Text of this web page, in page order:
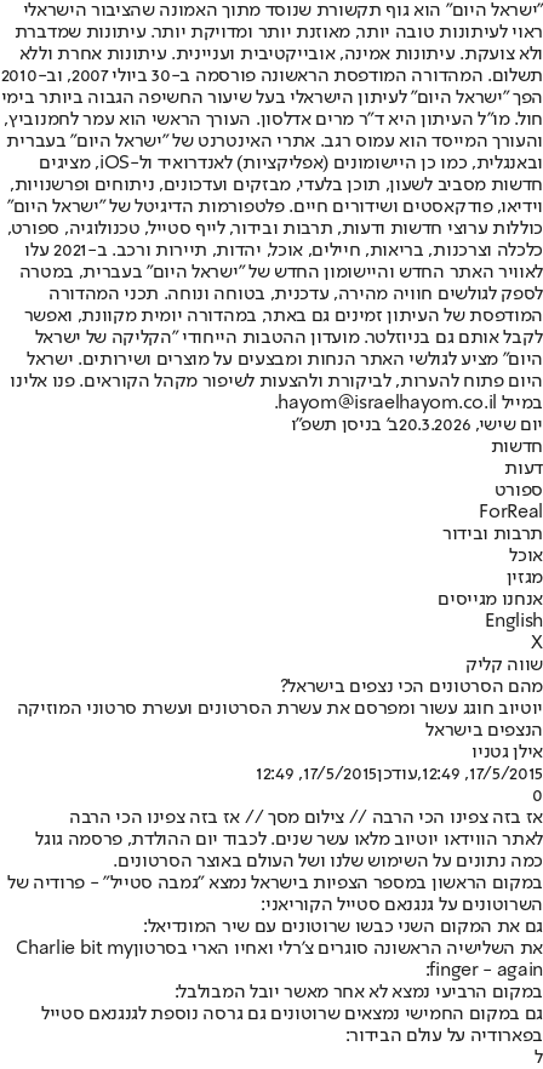
"ישראל היום" הוא גוף תקשורת שנוסד מתוך האמונה שהציבור הישראלי
ראוי לעיתונות טובה יותר, מאוזנת יותר ומדויקת יותר. עיתונות שמדברת
ולא צועקת. עיתונות אמינה, אובייקטיבית ועניינית. עיתונות אחרת וללא
תשלום. המהדורה המודפסת הראשונה פורסמה ב-30 ביולי 2007, וב-2010
הפך "ישראל היום" לעיתון הישראלי בעל שיעור החשיפה הגבוה ביותר בימי
חול. מו"ל העיתון היא ד"ר מרים אדלסון. העורך הראשי הוא עמר לחמנוביץ,
והעורך המייסד הוא עמוס רגב. אתרי האינטרנט של "ישראל היום" בעברית
ובאנגלית, כמו כן היישומונים (אפליקציות) לאנדרואיד ול-iOS, מציגים
חדשות מסביב לשעון, תוכן בלעדי, מבזקים ועדכונים, ניתוחים ופרשנויות,
וידיאו, פודקאסטים ושידורים חיים. פלטפורמות הדיגיטל של "ישראל היום"
כוללות ערוצי חדשות ודעות, תרבות ובידור, לייף סטייל, טכנולוגיה, ספורט,
כלכלה וצרכנות, בריאות, חיילים, אוכל, יהדות, תיירות ורכב. ב-2021 עלו
לאוויר האתר החדש והיישומון החדש של "ישראל היום" בעברית, במטרה
לספק לגולשים חוויה מהירה, עדכנית, בטוחה ונוחה. תכני המהדורה
המודפסת של העיתון זמינים גם באתר, במהדורה יומית מקוונת, ואפשר
לקבל אותם גם בניוזלטר. מועדון ההטבות הייחודי "הקליקה של ישראל
היום" מציע לגולשי האתר הנחות ומבצעים על מוצרים ושירותים. ישראל
היום פתוח להערות, לביקורת ולהצעות לשיפור מקהל הקוראים. פנו אלינו
במייל hayom@israelhayom.co.il.
יום שישי, 20.3.2026
ב' בניסן תשפ"ו
חדשות
דעות
ספורט
ForReal
תרבות ובידור
אוכל
מגזין
אנחנו מגייסים
English
X
שווה קליק
מהם הסרטונים הכי נצפים בישראל?
יוטיוב חוגג עשור ומפרסם את עשרת הסרטונים ועשרת סרטוני המוזיקה
הנצפים בישראל
אילן גטניו
17/5/2015, 12:49
,עודכן17/5/2015, 12:49
0
אז בזה צפינו הכי הרבה // צילום מסך // אז בזה צפינו הכי הרבה
לאתר הווידאו יוטיוב מלאו עשר שנים. לכבוד יום ההולדת, פרסמה גוגל
כמה נתונים על השימוש שלנו ושל העולם באוצר הסרטונים.
במקום הראשון במספר הצפיות בישראל נמצא "גמבה סטייל" - פרודיה של
השרוטונים על גנגנאם סטייל הקוריאני:
גם את המקום השני כבשו שרוטונים עם שיר המונדיאל:
את השלישיה הראשונה סוגרים צ'רלי ואחיו הארי בסרטוןCharlie bit my
finger - again:
במקום הרביעי נמצא לא אחר מאשר יובל המבולבל:
גם במקום החמישי נמצאים שרוטונים גם גרסה נוספת לגנגנאם סטייל
בפארודיה על עולם הבידור:
ל